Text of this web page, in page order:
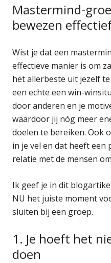
Mastermind-
bewezen
Wist je dat een
effectieve manier is om
het allerbeste uit jezelf
een echte een win-
door anderen en je
waardoor jij nóg meer
doelen te bereiken. Ook
in je vel en dat heeft een
relatie met de mensen
Ik geef je in dit
NU het juiste moment
sluiten bij een groep.
1. Je hoeft het
doen